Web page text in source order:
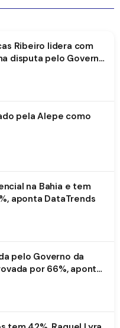
Ribeiro lidera com
disputa pelo Governo
pela Alepe como
na Bahia e tem
aponta DataTrends
pelo Governo da
por 66%, aponta